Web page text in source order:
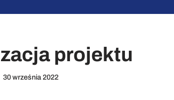
projektu
30 września 2022